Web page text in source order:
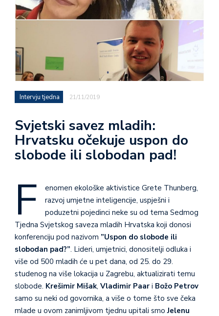
Intervju tjedna 21/11/2019
Svjetski savez mladih:
Hrvatsku očekuje uspon do
slobode ili slobodan pad!
F
enomen ekološke aktivistice Grete Thunberg,
razvoj umjetne inteligencije, uspješni i
poduzetni pojedinci neke su od tema Sedmog
Tjedna Svjetskog saveza mladih Hrvatska koji donosi
konferenciju pod nazivom ”Uspon do slobode ili
slobodan pad?”. Lideri, umjetnici, donositelji odluka i
više od 500 mladih će u pet dana, od 25. do 29.
studenog na više lokacija u Zagrebu, aktualizirati temu
slobode. Krešimir Mišak, Vladimir Paar i Božo Petrov
samo su neki od govornika, a više o tome što sve čeka
mlade u ovom zanimljivom tjednu upitali smoJelenu